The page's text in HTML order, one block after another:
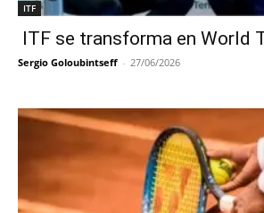
ITF
ITF se transforma en World
Sergio Goloubintseff - 27/06/2026